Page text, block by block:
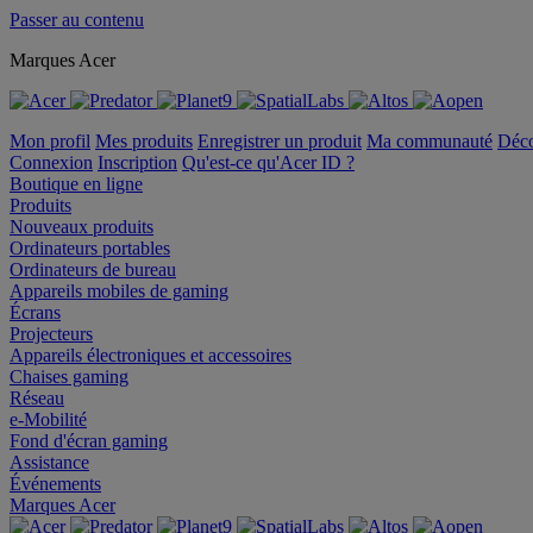
Passer au contenu
Marques Acer
Mon profil Mes produits Enregistrer un produit Ma communauté
Connexion Inscription Qu'est-ce qu'Acer ID ?
Boutique en ligne
Produits
Nouveaux produits
Ordinateurs portables
Ordinateurs de bureau
Appareils mobiles de gaming
Écrans
Projecteurs
Appareils électroniques et accessoires
Chaises gaming
Réseau
e-Mobilité
Fond d'écran gaming
Assistance
Événements
Marques Acer